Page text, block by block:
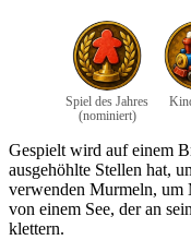
Spiel des Jahres
(nominiert)
Gespielt wird auf einem
ausgehöhlte Stellen hat,
verwenden Murmeln, um
von einem See, der an
klettern.